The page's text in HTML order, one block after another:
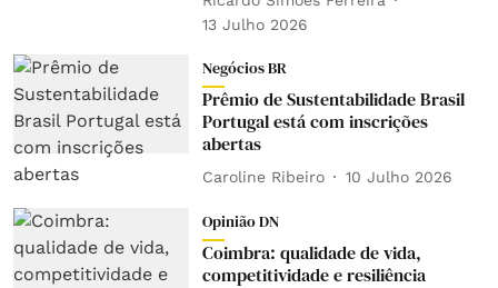
13 Julho 2026
Negócios BR
Prêmio de Sustentabilidade Brasil
Portugal está com inscrições
abertas
Caroline Ribeiro 10 Julho 2026
Opinião DN
Coimbra: qualidade de vida,
competitividade e resiliência